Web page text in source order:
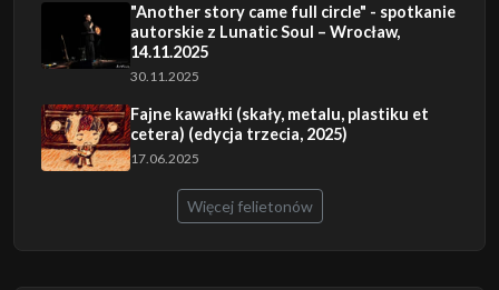
"Another story came full circle" - spotkanie
autorskie z Lunatic Soul – Wrocław,
14.11.2025
30.11.2025
Fajne kawałki (skały, metalu, plastiku et
cetera) (edycja trzecia, 2025)
17.06.2025
Więcej felietonów